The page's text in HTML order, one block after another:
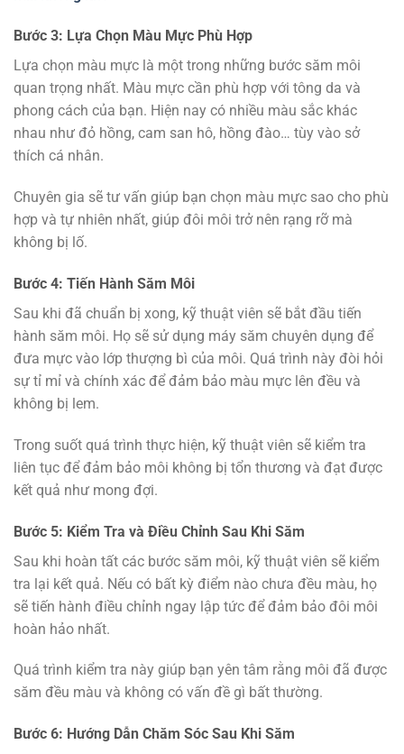
Bước 3: Lựa Chọn Màu Mực Phù Hợp
Lựa chọn màu mực là một trong những bước săm môi
quan trọng nhất. Màu mực cần phù hợp với tông da và
phong cách của bạn. Hiện nay có nhiều màu sắc khác
nhau như đỏ hồng, cam san hô, hồng đào… tùy vào sở
thích cá nhân.
Chuyên gia sẽ tư vấn giúp bạn chọn màu mực sao cho phù
hợp và tự nhiên nhất, giúp đôi môi trở nên rạng rỡ mà
không bị lố.
Bước 4: Tiến Hành Săm Môi
Sau khi đã chuẩn bị xong, kỹ thuật viên sẽ bắt đầu tiến
hành săm môi. Họ sẽ sử dụng máy săm chuyên dụng để
đưa mực vào lớp thượng bì của môi. Quá trình này đòi hỏi
sự tỉ mỉ và chính xác để đảm bảo màu mực lên đều và
không bị lem.
Trong suốt quá trình thực hiện, kỹ thuật viên sẽ kiểm tra
liên tục để đảm bảo môi không bị tổn thương và đạt được
kết quả như mong đợi.
Bước 5: Kiểm Tra và Điều Chỉnh Sau Khi Săm
Sau khi hoàn tất các bước săm môi, kỹ thuật viên sẽ kiểm
tra lại kết quả. Nếu có bất kỳ điểm nào chưa đều màu, họ
sẽ tiến hành điều chỉnh ngay lập tức để đảm bảo đôi môi
hoàn hảo nhất.
Quá trình kiểm tra này giúp bạn yên tâm rằng môi đã được
săm đều màu và không có vấn đề gì bất thường.
Bước 6: Hướng Dẫn Chăm Sóc Sau Khi Săm